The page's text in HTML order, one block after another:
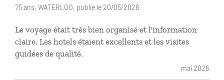
Le voyage était très bien organisé et l'information
claire. Les hotels étaient excellents et les visites
guidées de qualité.
mai 2026
75 ans, WATERLOO, publié le 20/05/2026